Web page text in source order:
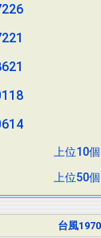
上位10
上位50
台風